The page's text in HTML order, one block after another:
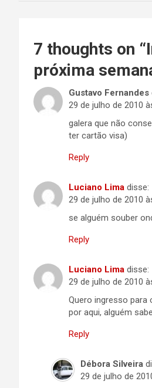
7 thoughts on “
próxima
Gustavo Fernandes
29 de julho de 2010
galera que não
ter cartão visa)
Reply
Luciano Lima disse:
29 de julho de 2010
se alguém souber
Reply
Luciano Lima disse:
29 de julho de 2010
Quero ingresso para
por aqui, alguém
Reply
Débora Silveira
29 de julho de